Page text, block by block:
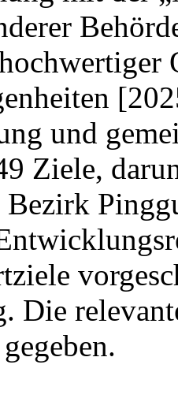
und
Ziele,
Bezirk
Die